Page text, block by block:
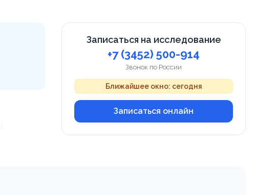
Записаться на исследование
+7 (3452) 500-914
Звонок по России
Ближайшее окно: сегодня
Записаться онлайн